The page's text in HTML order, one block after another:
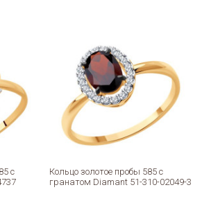
с
Кольцо золотое пробы 585 с
гранатом Diamant 51-310-02049-3